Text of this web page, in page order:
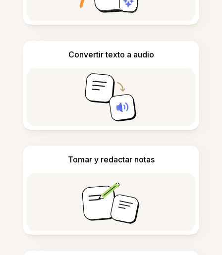
Convertir texto a audio
Tomar y redactar notas